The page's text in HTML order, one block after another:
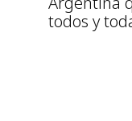
todos y